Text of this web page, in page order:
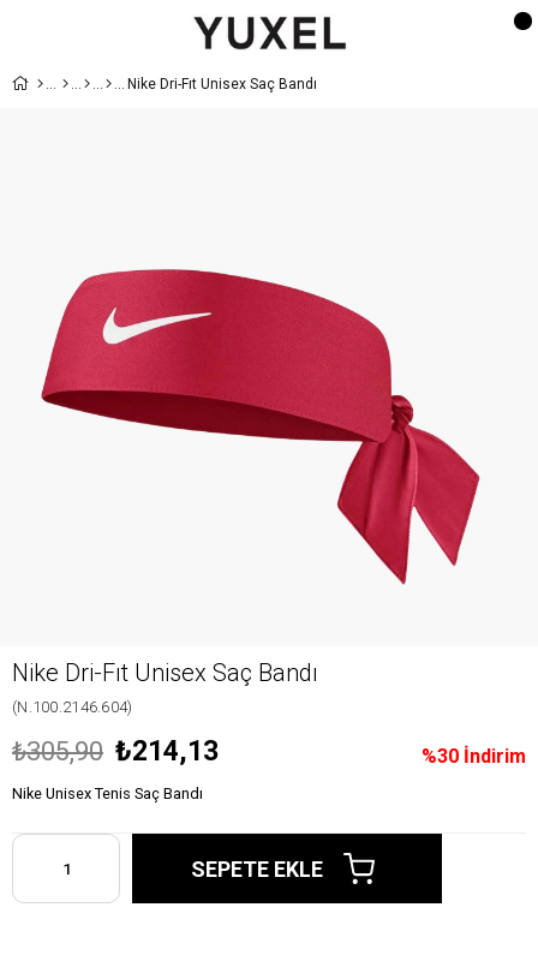
Nike Dri-Fıt Unisex Saç Bandı
Nike Dri-Fıt Unisex Saç Bandı
(N.100.2146.604)
%30 İndirim
₺305,90 ₺214,13
Nike Unisex Tenis Saç Bandı